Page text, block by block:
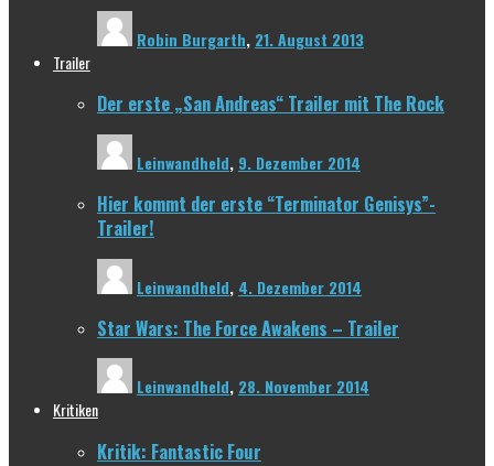
Robin Burgarth, 21. August 2013
Trailer
Der erste „San Andreas“ Trailer mit The Rock
Leinwandheld, 9. Dezember 2014
Hier kommt der erste “Terminator Genisys”-
Trailer!
Leinwandheld, 4. Dezember 2014
Star Wars: The Force Awakens – Trailer
Leinwandheld, 28. November 2014
Kritiken
Kritik: Fantastic Four